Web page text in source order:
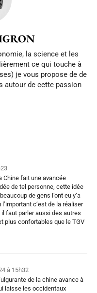
la science et les
ce qui touche à
je vous propose de de
autour de cette passion
Chine fait une avancée
de tel personne, cette idée
de gens l’ont eu y’a
c’est de la réaliser
faut parler aussi des autres
plus confortables que le TGV
à 15h32
de la chine avance à
laisse les occidentaux